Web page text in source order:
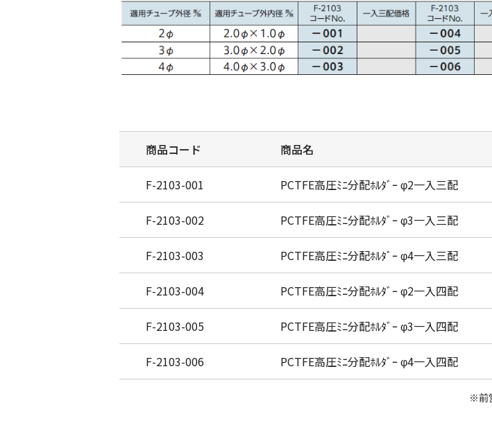
商品コード 商品名
F-2103-001 PCTFE高圧ﾐﾆ分配ﾎﾙﾀﾞｰ φ2一入三配
F-2103-002 PCTFE高圧ﾐﾆ分配ﾎﾙﾀﾞｰ φ3一入三配
F-2103-003 PCTFE高圧ﾐﾆ分配ﾎﾙﾀﾞｰ φ4一入三配
F-2103-004 PCTFE高圧ﾐﾆ分配ﾎﾙﾀﾞｰ φ2一入四配
F-2103-005 PCTFE高圧ﾐﾆ分配ﾎﾙﾀﾞｰ φ3一入四配
F-2103-006 PCTFE高圧ﾐﾆ分配ﾎﾙﾀﾞｰ φ4一入四配
※前